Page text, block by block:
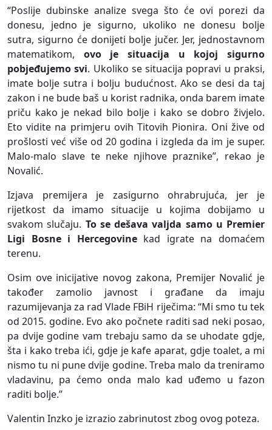
“Poslije dubinske analize svega što će ovi porezi da
donesu, jedno je sigurno, ukoliko ne donesu bolje
sutra, sigurno će donijeti bolje jučer. Jer, jednostavnom
matematikom, ovo je situacija u kojoj sigurno
pobjeđujemo svi. Ukoliko se situacija popravi u praksi,
imate bolje sutra i bolju budućnost. Ako se desi da taj
zakon i ne bude baš u korist radnika, onda barem imate
priču kako je nekad bilo bolje i kako se dobro živjelo.
Eto vidite na primjeru ovih Titovih Pionira. Oni žive od
prošlosti već više od 20 godina i izgleda da im je super.
Malo-malo slave te neke njihove praznike”, rekao je
Novalić.
Izjava premijera je zasigurno ohrabrujuća, jer je
rijetkost da imamo situacije u kojima dobijamo u
svakom slučaju. To se dešava valjda samo u Premier
Ligi Bosne i Hercegovinekad igrate na domaćem
terenu.
Osim ove inicijative novog zakona, Premijer Novalić je
također zamolio javnost i građane da imaju
razumijevanja za rad Vlade FBiH riječima: “Mi smo tu tek
od 2015. godine. Evo ako počnete raditi sad neki posao,
pa dvije godine vam trebaju samo da se uhodate gdje,
šta i kako treba ići, gdje je kafe aparat, gdje toalet, a mi
nismo tu ni pune dvije godine. Treba malo da treniramo
vladavinu, pa ćemo onda malo kad uđemo u fazon
raditi bolje.”
Valentin Inzko je izrazio zabrinutost zbog ovog poteza.